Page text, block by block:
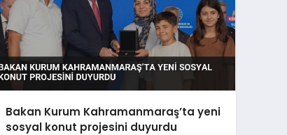
Bakan Kurum Kahramanmaraş’ta yeni
sosyal konut projesini duyurdu